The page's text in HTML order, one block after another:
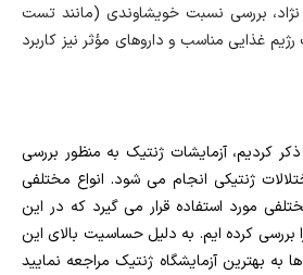
بررسی نسبت خویشاوندی (مانند تست
غذایی مناسب و داروهای مؤثر نیز کاربرد
کردیم، آزمایشات ژنتیک به منظور بررسی
ژنتیکی انجام می شود. انواع مختلفی
مورد استفاده قرار می گیرد که در این
بررسی کرده ایم. به دلیل حساسیت بالای این
بهترین آزمایشگاه ژنتیک مراجعه نمایید